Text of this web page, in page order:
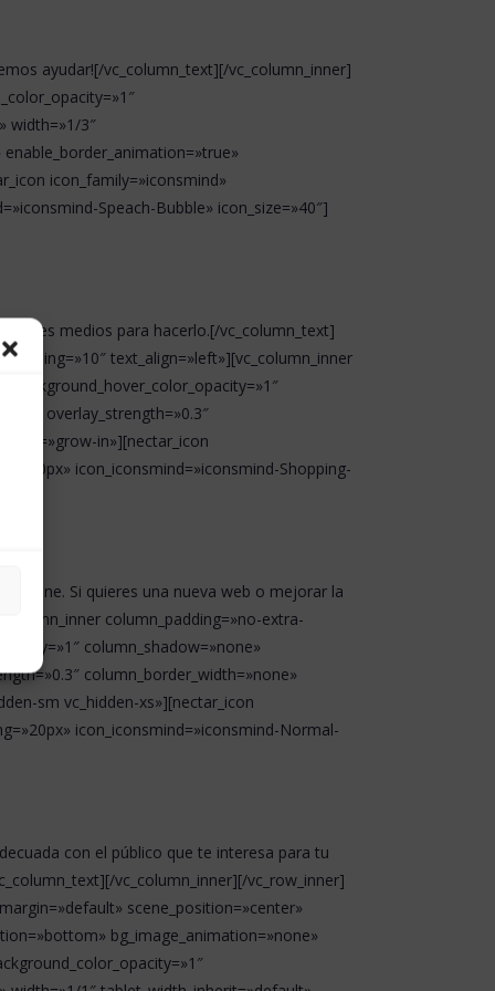
ayudar![/vc_column_text][/vc_column_inner]
width=»1/3″
icon_family=»iconsmind»
Speach-Bubble» icon_size=»40″]
medios para hacerlo.[/vc_column_text]
text_align=»left»][vc_column_inner
background_hover_color_opacity=»1″
overlay_strength=»0.3″
in»][nectar_icon
icon_iconsmind=»iconsmind-Shopping-
online. Si quieres una nueva web o mejorar la
column_padding=»no-extra-
column_shadow=»none»
column_border_width=»none»
sm vc_hidden-xs»][nectar_icon
icon_iconsmind=»iconsmind-Normal-
con el público que te interesa para tu
vc_column_inner][/vc_row_inner]
scene_position=»center»
bg_image_animation=»none»